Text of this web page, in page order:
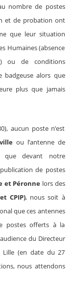
nombre de postes
et de probation ont
que leur situation
Humaines (absence
ou de conditions
badgeuse alors que
plus que jamais
aucun poste n’est
ou l’antenne de
devant notre
de postes
et Péronne lors des
CPIP), nous soit à
que ces antennes
postes offerts à la
du Directeur
Lille (en date du 27
nous attendons